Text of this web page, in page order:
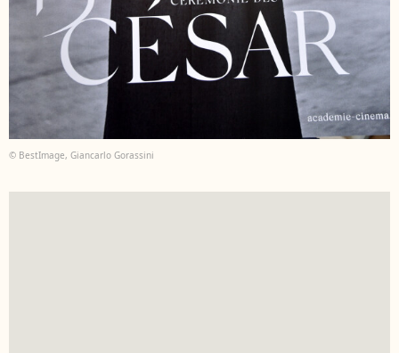
© BestImage, Giancarlo Gorassini